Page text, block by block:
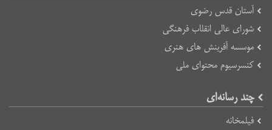
آستان قدس رضوی
شورای عالی انقلاب فرهنگی
موسسه آفرینش های هنری
کنسرسیوم محتوای ملی
چند رسانه‌ای
فیلمخانه